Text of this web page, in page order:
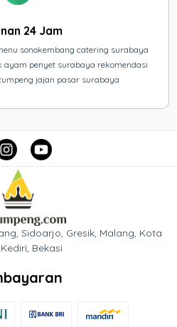
24 Jam
sonokembang catering surabaya
ayam penyet surabaya rekomendasi
jajan pasar surabaya
Sidoarjo, Gresik, Malang, Kota
Bekasi